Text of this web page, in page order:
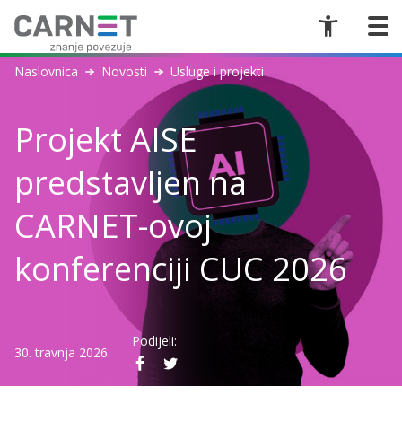
Naslovnica Novosti Usluge i projekti
Projekt AISE
predstavljen na
CARNET-ovoj
konferenciji CUC 2026
30. travnja 2026.
Podijeli: